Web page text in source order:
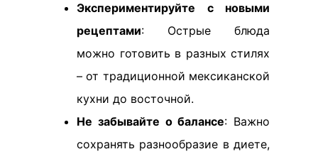
Экспериментируйте с новыми
рецептами: Острые блюда
можно готовить в разных стилях
– от традиционной мексиканской
кухни до восточной.
Не забывайте о балансе: Важно
сохранять разнообразие в диете,